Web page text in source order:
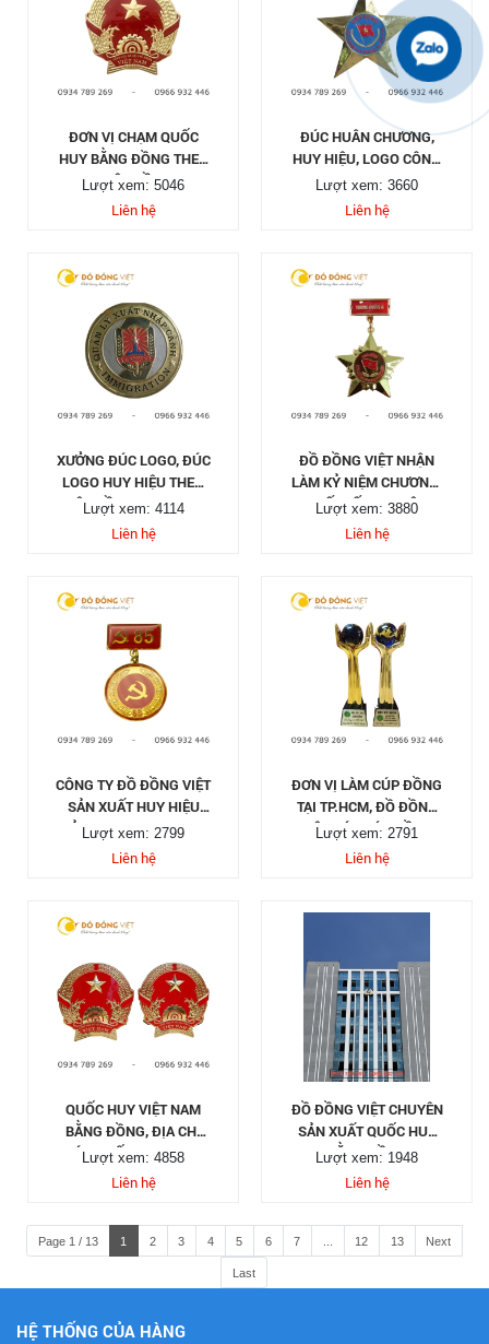
ĐƠN VỊ CHẠM QUỐC
HUY BẰNG ĐỒNG THEO
YÊU CẦU
Lượt xem: 5046
Liên hệ
ĐÚC HUÂN CHƯƠNG,
HUY HIỆU, LOGO CÔNG
TY
Lượt xem: 3660
Liên hệ
XƯỞNG ĐÚC LOGO, ĐÚC
LOGO HUY HIỆU THEO
YÊU CẦU TẠI TP HCM
Lượt xem: 4114
Liên hệ
ĐỒ ĐỒNG VIỆT NHẬN
LÀM KỶ NIỆM CHƯƠNG,
THIẾT KẾ HUY HIỆU,
LOGO CÀI ÁO...
Lượt xem: 3880
Liên hệ
CÔNG TY ĐỒ ĐỒNG VIỆT
SẢN XUẤT HUY HIỆU
ĐẢNG 40, 50, 60, 70, 80,
85 TUỔI ĐẢNG
Lượt xem: 2799
Liên hệ
ĐƠN VỊ LÀM CÚP ĐỒNG
TẠI TP.HCM, ĐỒ ĐỒNG
VIỆT ĐÚC CÚP ĐỒNG
THEO YÊU CẦU
Lượt xem: 2791
Liên hệ
QUỐC HUY VIỆT NAM
BẰNG ĐỒNG, ĐỊA CHỈ
ĐÚC QUỐC HUY THEO
YÊU CẦU
Lượt xem: 4858
Liên hệ
ĐỒ ĐỒNG VIỆT CHUYÊN
SẢN XUẤT QUỐC HUY
BẰNG ĐỒNG
Lượt xem: 1948
Liên hệ
Page 1 / 13 1 2 3 4 5 6 7 12 13 Next
Last
HỆ THỐNG CỦA HÀNG